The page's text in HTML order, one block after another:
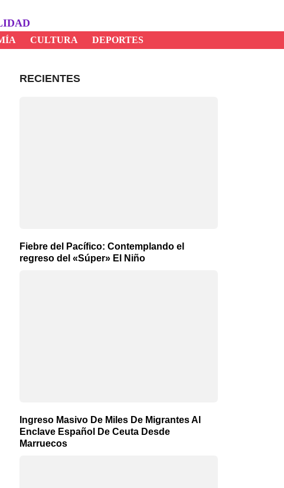
CULTURA DEPORTES
RECIENTES
Fiebre del Pacífico: Contemplando el
regreso del «Súper» El Niño
Ingreso Masivo De Miles De Migrantes Al
Enclave Español De Ceuta Desde
Marruecos